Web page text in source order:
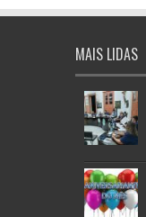
MAIS LIDAS